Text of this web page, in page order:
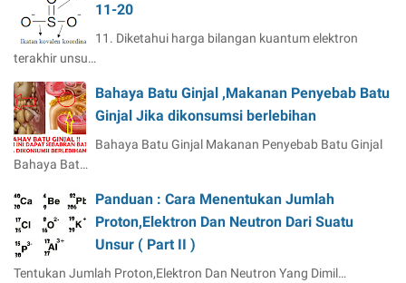
11-20
11. Diketahui harga bilangan kuantum elektron
terakhir unsu…
Bahaya Batu Ginjal ,Makanan Penyebab Batu
Ginjal Jika dikonsumsi berlebihan
Bahaya Batu Ginjal Makanan Penyebab Batu Ginjal
Bahaya Bat…
Panduan : Cara Menentukan Jumlah
Proton,Elektron Dan Neutron Dari Suatu
Unsur ( Part II )
Tentukan Jumlah Proton,Elektron Dan Neutron Yang Dimil…